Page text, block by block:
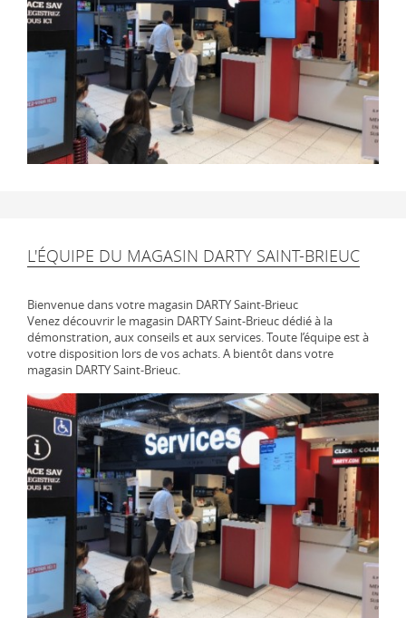
L'ÉQUIPE DU MAGASIN DARTY SAINT-BRIEUC
Bienvenue dans votre magasin DARTY Saint-Brieuc
Venez découvrir le magasin DARTY Saint-Brieuc dédié à la
démonstration, aux conseils et aux services. Toute l’équipe est à
votre disposition lors de vos achats. A bientôt dans votre
magasin DARTY Saint-Brieuc.